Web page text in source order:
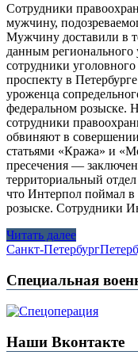
Сотрудники
мужчину,
Мужчину доставили в
данным
сотрудники
проспекту в
уроженца
федеральном розыске.
сотрудники
обвиняют в
статьями «Кража» и
пресечения —
территориальный
что Интерпол поймал
розыске. Сотрудники
Читать далее
Санкт-Петербург
Специальная
Наши Вконтакте